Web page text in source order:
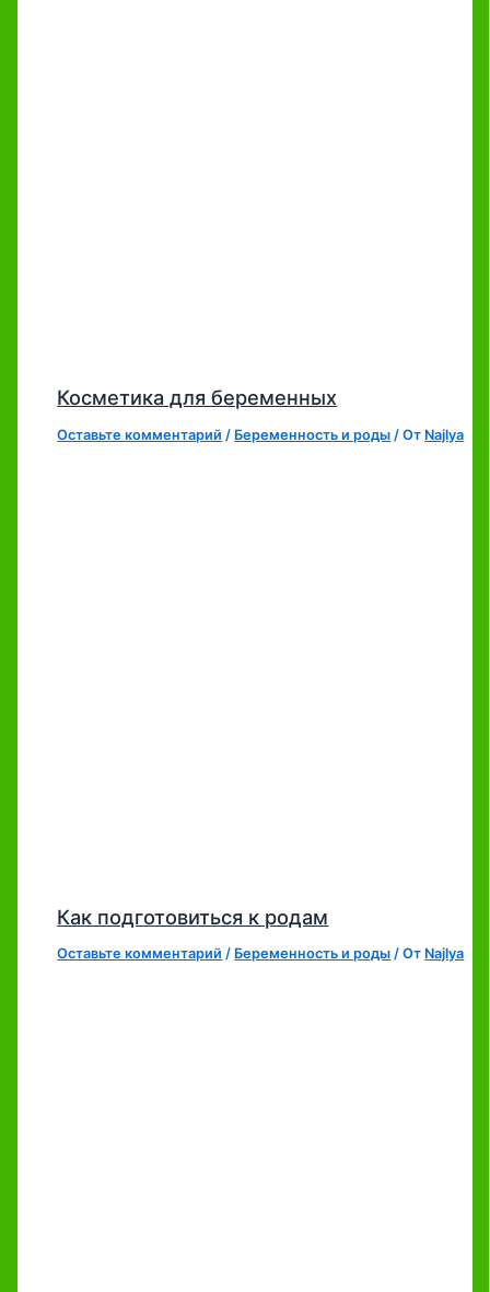
Косметика для беременных
Оставьте комментарий / Беременность и роды / От Najlya
Как подготовиться к родам
Оставьте комментарий / Беременность и роды / От Najlya